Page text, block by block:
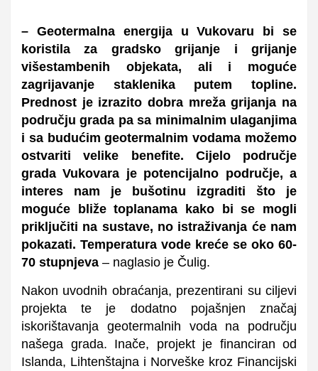
– Geotermalna energija u Vukovaru bi se
koristila za gradsko grijanje i grijanje
višestambenih objekata, ali i moguće
zagrijavanje staklenika putem topline.
Prednost je izrazito dobra mreža grijanja na
području grada pa sa minimalnim ulaganjima
i sa budućim geotermalnim vodama možemo
ostvariti velike benefite. Cijelo područje
grada Vukovara je potencijalno područje, a
interes nam je bušotinu izgraditi što je
moguće bliže toplanama kako bi se mogli
priključiti na sustave, no istraživanja će nam
pokazati. Temperatura vode kreće se oko 60-
70 stupnjeva – naglasio je Čulig.
Nakon uvodnih obraćanja, prezentirani su ciljevi
projekta te je dodatno pojašnjen značaj
iskorištavanja geotermalnih voda na području
našega grada. Inače, projekt je financiran od
Islanda, Lihtenštajna i Norveške kroz Financijski